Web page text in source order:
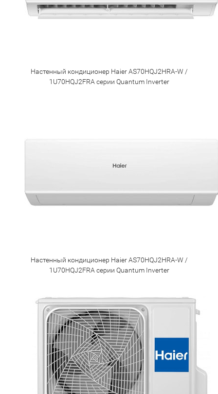
Настенный кондиционер Haier AS70HQJ2HRA-W /
1U70HQJ2FRA серии Quantum Inverter
Настенный кондиционер Haier AS70HQJ2HRA-W /
1U70HQJ2FRA серии Quantum Inverter